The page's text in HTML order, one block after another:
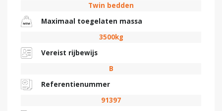
Twin bedden
Maximaal toegelaten massa
3500kg
Vereist rijbewijs
B
Referentienummer
91397